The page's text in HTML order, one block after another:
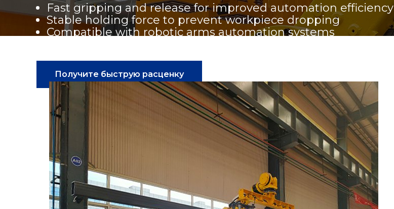
Fast gripping and release for improved automation efficiency
Stable holding force to prevent workpiece dropping
Compatible with robotic arms automation systems
Получите быструю расценку